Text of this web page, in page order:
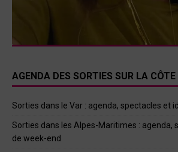
AGENDA DES SORTIES SUR LA CÔTE
Sorties dans le Var : agenda, spectacles et
Sorties dans les Alpes-Maritimes : agenda,
de week-end